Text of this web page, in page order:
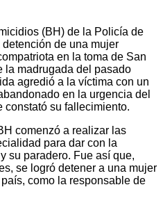
(BH) de la Policía de
de una mujer
en la toma de San
la madrugada del pasado
agredió a la víctima con un
en la urgencia del
constató su fallecimiento.
comenzó a realizar las
para dar con la
su paradero. Fue así que,
se logró detener a una mujer
como la responsable de